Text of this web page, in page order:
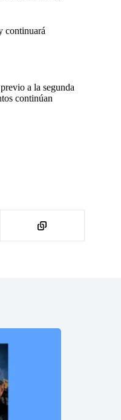
continuará
a la segunda
continúan